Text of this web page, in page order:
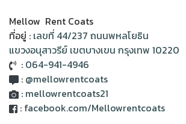
Mellow Rent Coats
ที่อยู่ : เลขที่ 44/237 ถนนพหลโยธิน
แขวงอนุสาวรีย์ เขตบางเขน กรุงเทพ 10220
: 064-941-4946
: @mellowrentcoats
: mellowrentcoats21
: facebook.com/Mellowrentcoats